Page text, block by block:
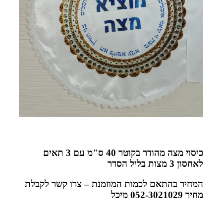
כיסוי מצה מהודר בקוטר 40 ס"מ עם 3 תאים
לאחסון 3 מצות בליל הסדר
המחיר בהתאם לכמות המוזמנת – צרו קשר לקבלת
מחיר 052-3021029 מיכל